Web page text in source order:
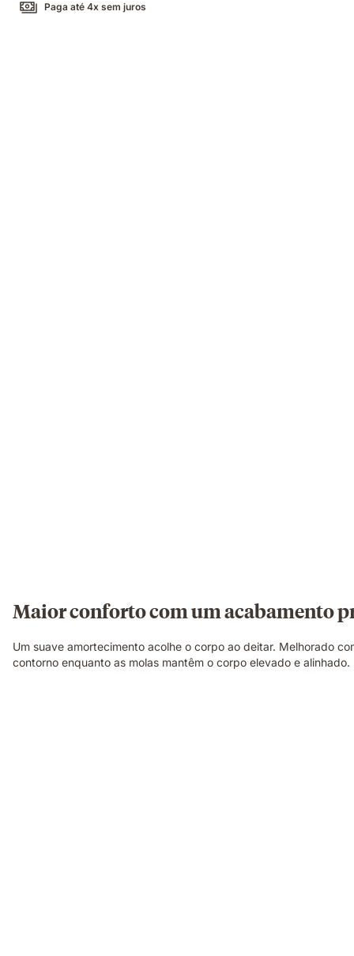
Paga até 4x sem juros
Maior conforto com um acabamento
Um suave amortecimento acolhe o corpo ao deitar. Melhorado
contorno enquanto as molas mantêm o corpo elevado e alinhado.